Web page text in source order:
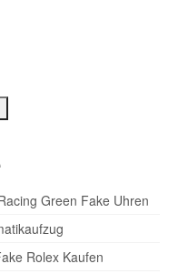
Green Fake Uhren
Rolex Kaufen